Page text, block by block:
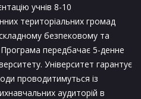
учнів 8-10
територіальних громад
безпековому та
передбачає 5-денне
Університет гарантує
проводитимуться із
аудиторій в